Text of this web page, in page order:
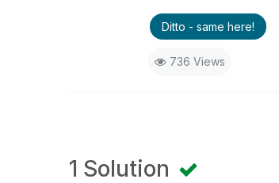
Ditto - same here!
736 Views
1 Solution